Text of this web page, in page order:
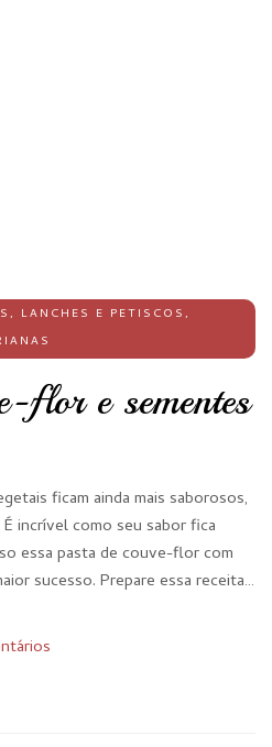
, LANCHES E PETISCOS,
flor e sementes
ficam ainda mais saborosos,
incrível como seu sabor fica
essa pasta de couve-flor com
sucesso. Prepare essa receita…